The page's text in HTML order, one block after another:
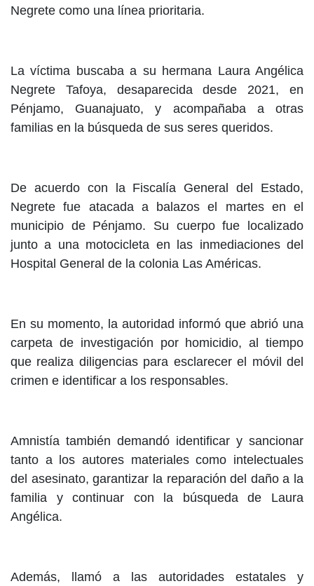
Negrete como una línea prioritaria.
La víctima buscaba a su hermana Laura Angélica
Negrete Tafoya, desaparecida desde 2021, en
Pénjamo, Guanajuato, y acompañaba a otras
familias en la búsqueda de sus seres queridos.
De acuerdo con la Fiscalía General del Estado,
Negrete fue atacada a balazos el martes en el
municipio de Pénjamo. Su cuerpo fue localizado
junto a una motocicleta en las inmediaciones del
Hospital General de la colonia Las Américas.
En su momento, la autoridad informó que abrió una
carpeta de investigación por homicidio, al tiempo
que realiza diligencias para esclarecer el móvil del
crimen e identificar a los responsables.
Amnistía también demandó identificar y sancionar
tanto a los autores materiales como intelectuales
del asesinato, garantizar la reparación del daño a la
familia y continuar con la búsqueda de Laura
Angélica.
Además, llamó a las autoridades estatales y